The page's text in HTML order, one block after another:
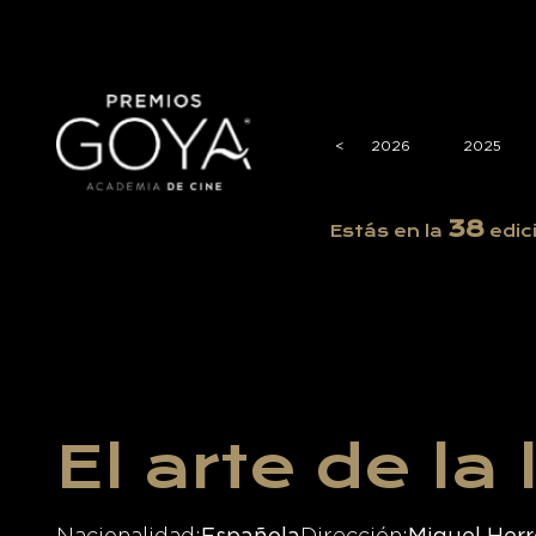
<
< 2026 2025
Estás en la 38
El arte de la